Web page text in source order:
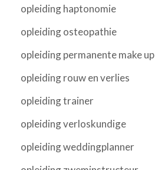
opleiding haptonomie
opleiding osteopathie
opleiding permanente make up
opleiding rouw en verlies
opleiding trainer
opleiding verloskundige
opleiding weddingplanner